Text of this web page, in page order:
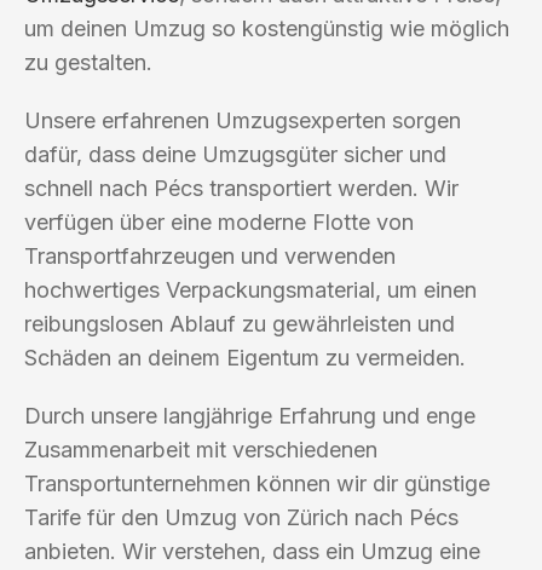
um deinen Umzug so kostengünstig wie möglich
zu gestalten.
Unsere erfahrenen Umzugsexperten sorgen
dafür, dass deine Umzugsgüter sicher und
schnell nach Pécs transportiert werden. Wir
verfügen über eine moderne Flotte von
Transportfahrzeugen und verwenden
hochwertiges Verpackungsmaterial, um einen
reibungslosen Ablauf zu gewährleisten und
Schäden an deinem Eigentum zu vermeiden.
Durch unsere langjährige Erfahrung und enge
Zusammenarbeit mit verschiedenen
Transportunternehmen können wir dir günstige
Tarife für den Umzug von Zürich nach Pécs
anbieten. Wir verstehen, dass ein Umzug eine